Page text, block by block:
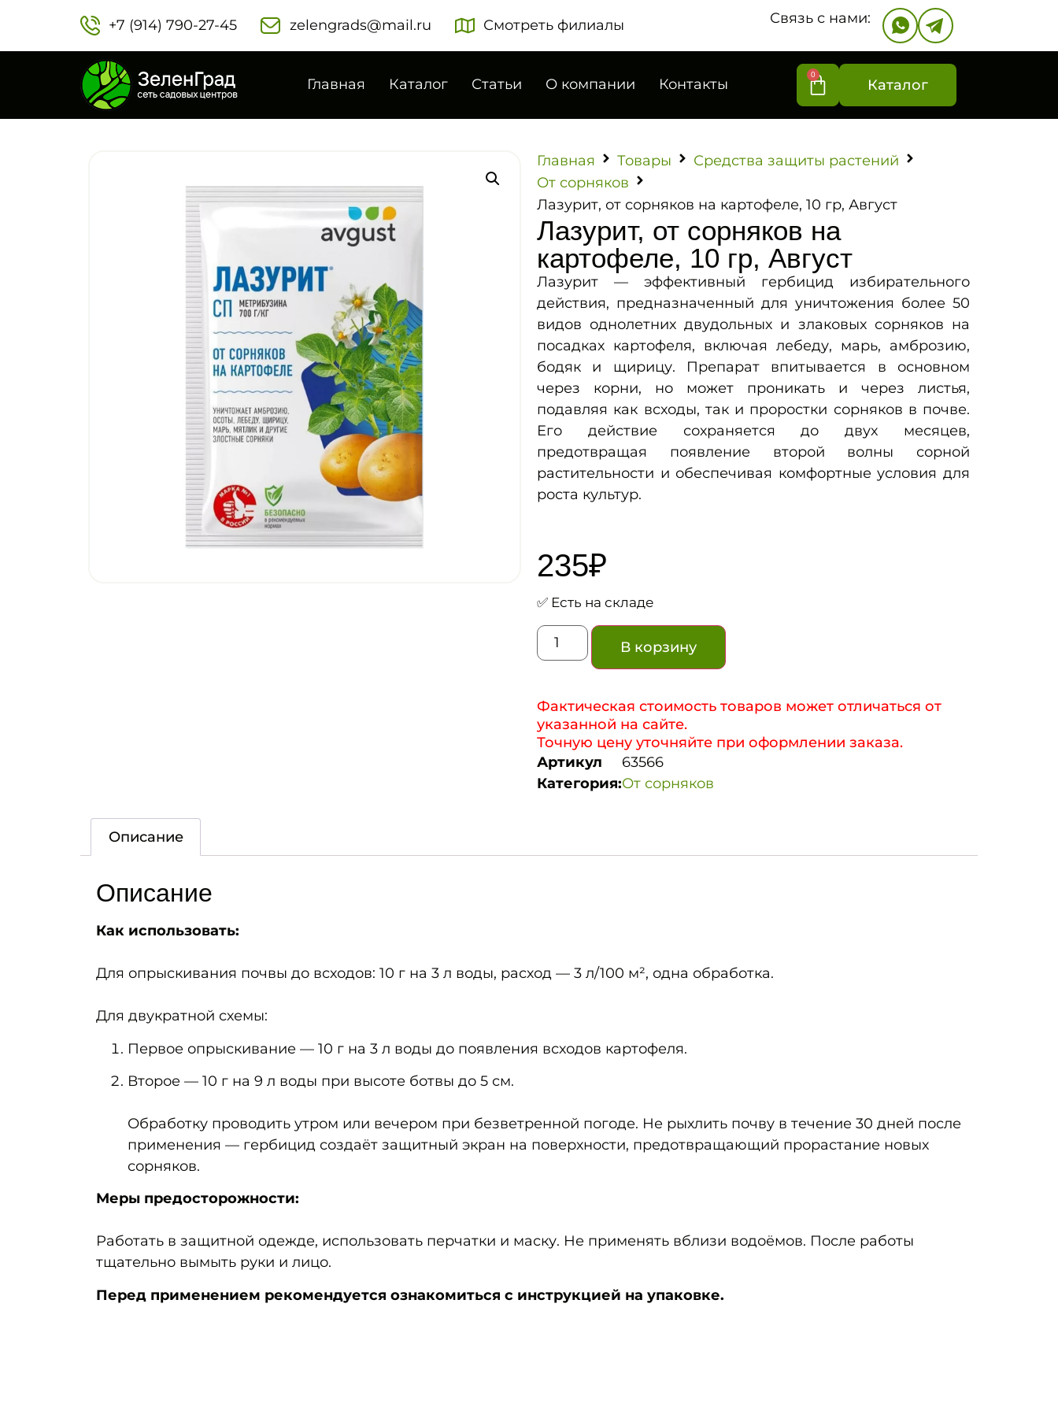
+7 (914) 790-27-45‬ zelengrads@mail.ru Смотреть филиалы Связь с нами:
Главная Каталог Статьи О компании Контакты
0
Каталог
Главная Товары
Средства защиты растений
От сорняков
Лазурит, от сорняков на картофеле, 10 гр, Август
Лазурит, от сорняков на
картофеле, 10 гр, Август
Лазурит — эффективный гербицид избирательного
действия, предназначенный для уничтожения более 50
видов однолетних двудольных и злаковых сорняков на
посадках картофеля, включая лебеду, марь, амброзию,
бодяк и щирицу. Препарат впитывается в основном
через корни, но может проникать и через листья,
подавляя как всходы, так и проростки сорняков в почве.
Его действие сохраняется до двух месяцев,
предотвращая появление второй волны сорной
растительности и обеспечивая комфортные условия для
роста культур.
235₽
✅ Есть на складе
В корзину
Фактическая стоимость товаров может отличаться от
указанной на сайте.
Точную цену уточняйте при оформлении заказа.
Артикул
63566
Категория:От сорняков
Описание
Описание
Как использовать:
Для опрыскивания почвы до всходов: 10 г на 3 л воды, расход — 3 л/100 м², одна обработка.
Для двукратной схемы:
Первое опрыскивание — 10 г на 3 л воды до появления всходов картофеля.
Второе — 10 г на 9 л воды при высоте ботвы до 5 см.
Обработку проводить утром или вечером при безветренной погоде. Не рыхлить почву в течение 30 дней после
применения — гербицид создаёт защитный экран на поверхности, предотвращающий прорастание новых
сорняков.
Меры предосторожности:
Работать в защитной одежде, использовать перчатки и маску. Не применять вблизи водоёмов. После работы
тщательно вымыть руки и лицо.
Перед применением рекомендуется ознакомиться с инструкцией на упаковке.